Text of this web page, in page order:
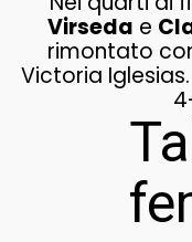
Virseda e
rimontato
Victoria